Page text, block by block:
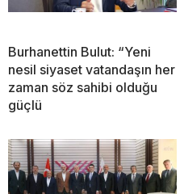
Burhanettin Bulut: “Yeni
nesil siyaset vatandaşın her
zaman söz sahibi olduğu
güçlü